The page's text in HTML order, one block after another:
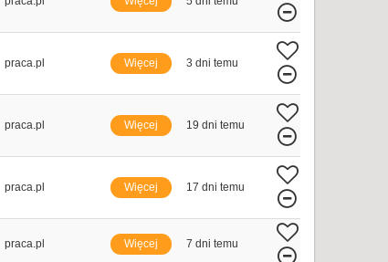
praca.pl Więcej 3 dni temu
praca.pl Więcej 19 dni temu
praca.pl Więcej 17 dni temu
praca.pl Więcej 7 dni temu